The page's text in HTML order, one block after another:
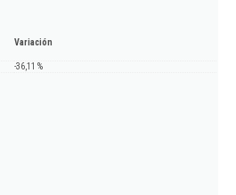
Variación
-36,11 %